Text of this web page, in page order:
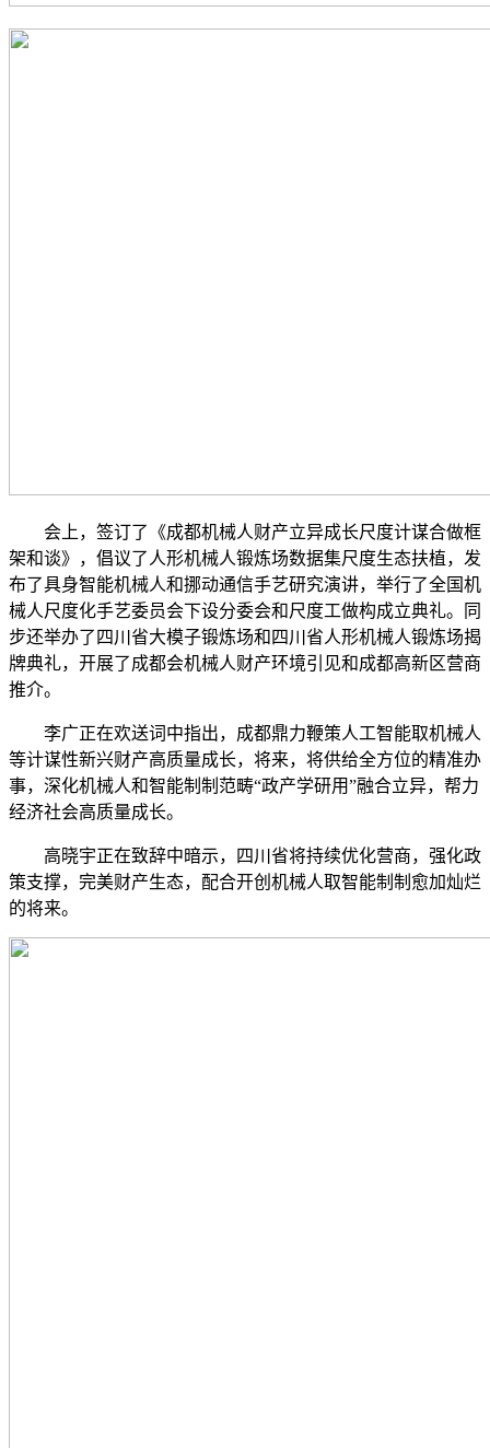
会上，签订了《成都机械人财产立异成长尺度计谋合做框
架和谈》，倡议了人形机械人锻炼场数据集尺度生态扶植，发
布了具身智能机械人和挪动通信手艺研究演讲，举行了全国机
械人尺度化手艺委员会下设分委会和尺度工做构成立典礼。同
步还举办了四川省大模子锻炼场和四川省人形机械人锻炼场揭
牌典礼，开展了成都会机械人财产环境引见和成都高新区营商
推介。
李广正在欢送词中指出，成都鼎力鞭策人工智能取机械人
等计谋性新兴财产高质量成长，将来，将供给全方位的精准办
事，深化机械人和智能制制范畴“政产学研用”融合立异，帮力
经济社会高质量成长。
高晓宇正在致辞中暗示，四川省将持续优化营商，强化政
策支撑，完美财产生态，配合开创机械人取智能制制愈加灿烂
的将来。